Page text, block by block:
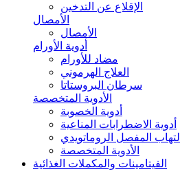
الإقلاع عن التدخين
الأمصال
الأمصال
أدوية الأورام
مضاد للأورام
العلاج الهرموني
سرطان البروستاتا
الأدوية المتخصصة
أدوية الخصوبة
أدوية الاضطرابات المناعية
التهاب المفصل الروماتويدي
الأدوية المتخصصة
الفيتامينات والمكملات الغذائية